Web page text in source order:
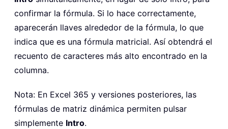
confirmar la fórmula. Si lo hace correctamente,
aparecerán llaves alrededor de la fórmula, lo que
indica que es una fórmula matricial. Así obtendrá el
recuento de caracteres más alto encontrado en la
columna.
Nota: En Excel 365 y versiones posteriores, las
fórmulas de matriz dinámica permiten pulsar
simplemente Intro.